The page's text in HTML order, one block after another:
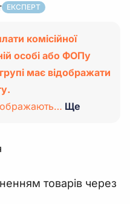
ЕКСПЕРТ
комісійної
особі або ФОПу
має відображати
Ще
товарів через